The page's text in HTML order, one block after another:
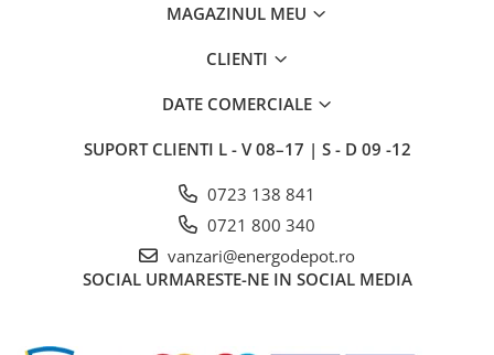
Conventionale
Corpuri de iluminat decorative
Corpuri iluminat exterior
Corpuri iluminat interior
MAGAZINUL MEU
CLIENTI
DATE COMERCIALE
SUPORT CLIENTI L - V 08–17 | S - D 09 -12
0723 138 841
0721 800 340
vanzari@energodepot.ro
SOCIAL URMARESTE-NE IN SOCIAL MEDIA